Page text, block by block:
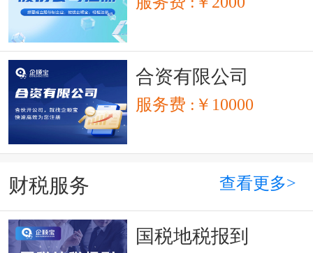
合资有限公司
服务费 :￥10000
财税服务 查看更多>
国税地税报到